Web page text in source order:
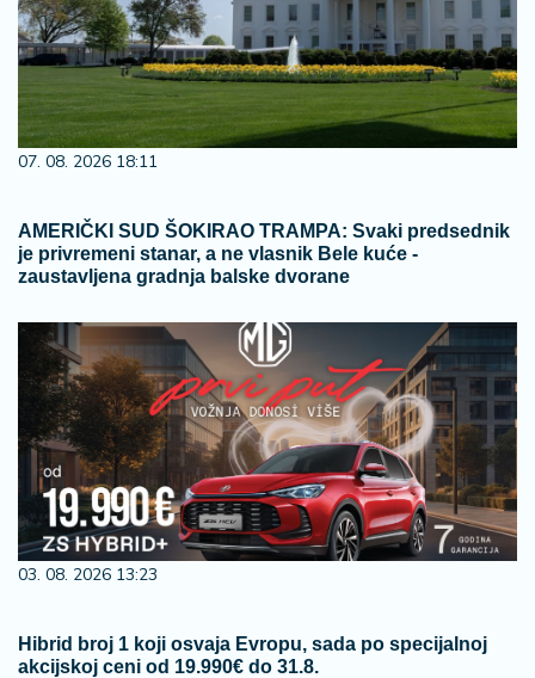
07. 08. 2026 18:11
AMERIČKI SUD ŠOKIRAO TRAMPA: Svaki predsednik
je privremeni stanar, a ne vlasnik Bele kuće -
zaustavljena gradnja balske dvorane
03. 08. 2026 13:23
Hibrid broj 1 koji osvaja Evropu, sada po specijalnoj
akcijskoj ceni od 19.990€ do 31.8.